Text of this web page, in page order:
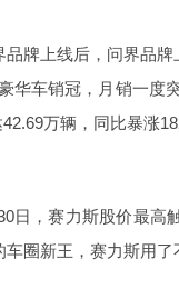
牌上线后，问界品
华车销冠，月销一度
万辆，同比暴涨
日，赛力斯股价最高
圈新王，赛力斯用了